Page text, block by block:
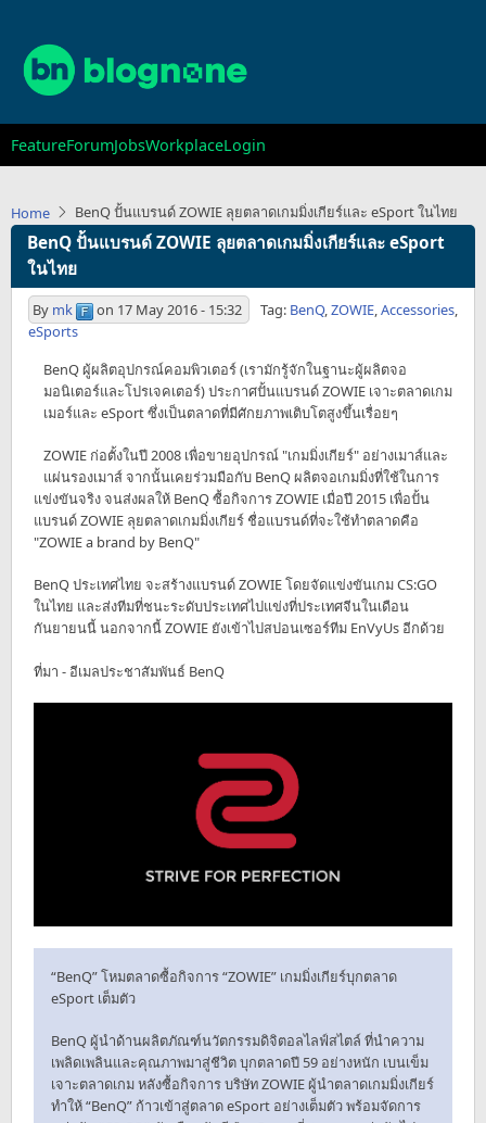
main
content
Main
navigation
FeatureForumJobsWorkplaceLogin
Home BenQ ปั้นแบรนด์ ZOWIE ลุยตลาดเกมมิ่งเกียร์และ eSport ในไทย
BenQ ปั้นแบรนด์ ZOWIE ลุยตลาดเกมมิ่งเกียร์และ eSport
ในไทย
By mk on 17 May 2016 - 15:32 Tag: BenQ,ZOWIE,Accessories,
eSports
BenQ ผู้ผลิตอุปกรณ์คอมพิวเตอร์ (เรามักรู้จักในฐานะผู้ผลิตจอ
มอนิเตอร์และโปรเจคเตอร์) ประกาศปั้นแบรนด์ ZOWIE เจาะตลาดเกม
เมอร์และ eSport ซึ่งเป็นตลาดที่มีศักยภาพเติบโตสูงขึ้นเรื่อยๆ
ZOWIE ก่อตั้งในปี 2008 เพื่อขายอุปกรณ์ "เกมมิ่งเกียร์" อย่างเมาส์และ
แผ่นรองเมาส์ จากนั้นเคยร่วมมือกับ BenQ ผลิตจอเกมมิ่งที่ใช้ในการ
แข่งขันจริง จนส่งผลให้ BenQ ซื้อกิจการ ZOWIE เมื่อปี 2015 เพื่อปั้น
แบรนด์ ZOWIE ลุยตลาดเกมมิ่งเกียร์ ชื่อแบรนด์ที่จะใช้ทำตลาดคือ
"ZOWIE a brand by BenQ"
BenQ ประเทศไทย จะสร้างแบรนด์ ZOWIE โดยจัดแข่งขันเกม CS:GO
ในไทย และส่งทีมที่ชนะระดับประเทศไปแข่งที่ประเทศจีนในเดือน
กันยายนนี้ นอกจากนี้ ZOWIE ยังเข้าไปสปอนเซอร์ทีม EnVyUs อีกด้วย
ที่มา - อีเมลประชาสัมพันธ์ BenQ
“BenQ” โหมตลาดซื้อกิจการ “ZOWIE” เกมมิ่งเกียร์บุกตลาด
eSport เต็มตัว
BenQ ผู้นำด้านผลิตภัณฑ์นวัตกรรมดิจิตอลไลฟ์สไตล์ ที่นำความ
เพลิดเพลินและคุณภาพมาสู่ชีวิต บุกตลาดปี 59 อย่างหนัก เบนเข็ม
เจาะตลาดเกม หลังซื้อกิจการ บริษัท ZOWIE ผู้นำตลาดเกมมิ่งเกียร์
ทำให้ “BenQ” ก้าวเข้าสู่ตลาด eSport อย่างเต็มตัว พร้อมจัดการ